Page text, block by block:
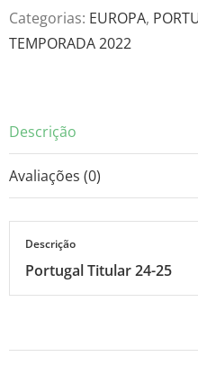
25
quantidade
Categorias: EUROPA,
TEMPORADA 2022
Descrição
Avaliações (0)
Descrição
Portugal Titular 24-25